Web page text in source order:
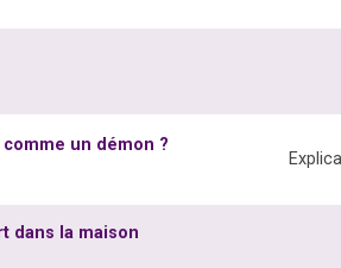
un démon ?
dans la maison